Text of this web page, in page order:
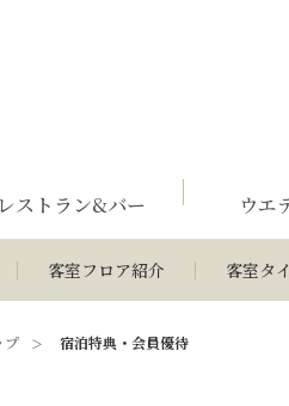
レストラン&バー ウエ
客室フロア紹介 客室タ
プ 宿泊特典・会員優待